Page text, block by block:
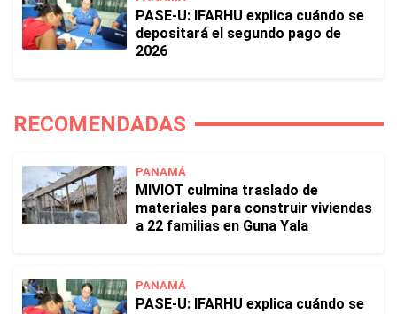
PASE-U: IFARHU explica cuándo se
depositará el segundo pago de
2026
RECOMENDADAS
PANAMÁ
MIVIOT culmina traslado de
materiales para construir viviendas
a 22 familias en Guna Yala
PANAMÁ
PASE-U: IFARHU explica cuándo se